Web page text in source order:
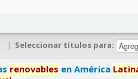
| Seleccionar títulos para:
renovables en América